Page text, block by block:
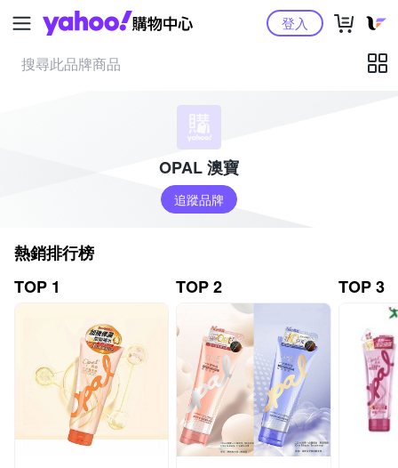
Yahoo購物中心登入
OPAL 澳寶
追蹤品牌
熱銷排行榜
TOP 1
TOP 2 TOP 3